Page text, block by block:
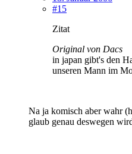
#15
Zitat
Original von Dacs
in japan gibt's den
unseren Mann im
Na ja komisch aber wahr
glaub genau deswegen